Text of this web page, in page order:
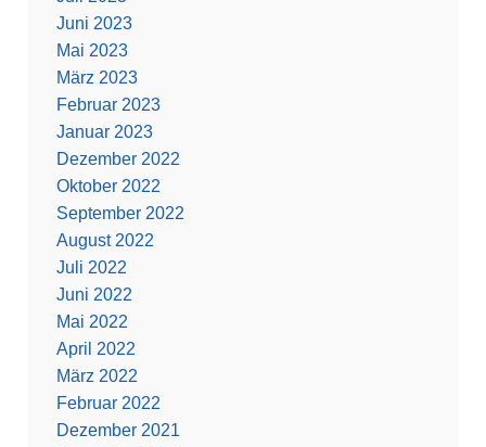
Juni 2023
Mai 2023
März 2023
Februar 2023
Januar 2023
Dezember 2022
Oktober 2022
September 2022
August 2022
Juli 2022
Juni 2022
Mai 2022
April 2022
März 2022
Februar 2022
Dezember 2021